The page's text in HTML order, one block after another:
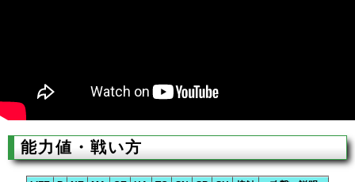
能力値・戦い方